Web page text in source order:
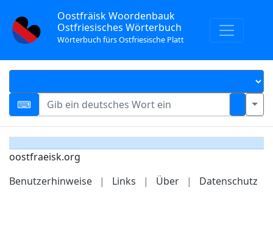
Oostfräisk Woordenbauk
Ostfriesisches Wörterbuch
Wörterbuch fürs Ostfriesische Platt
oostfraeisk.org
Benutzerhinweise
| Links | Über | Datenschutz